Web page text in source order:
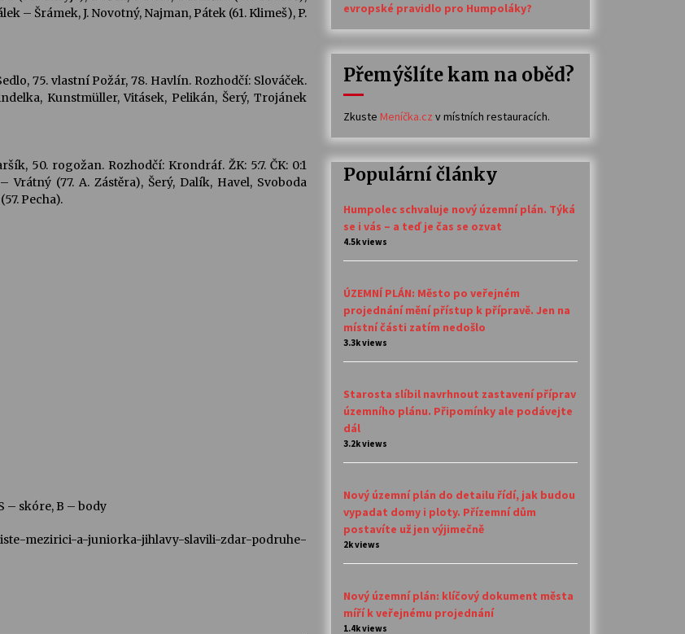
– Šrámek, J. Novotný, Najman, Pátek (61. Klimeš), P.
75. vlastní Požár, 78. Havlín. Rozhodčí: Slováček.
Kunstmüller, Vitásek, Pelikán, Šerý, Trojánek
50. rogožan. Rozhodčí: Krondráf. ŽK: 5:7. ČK: 0:1
Vrátný (77. A. Zástěra), Šerý, Dalík, Havel, Svoboda
Pecha).
– skóre, B – body
mezirici-a-juniorka-jihlavy-slavili-zdar-podruhe-
evropské pravidlo pro Humpoláky?
Přemýšlíte kam na oběd?
Zkuste Meníčka.cz v místních restauracích.
Populární články
Humpolec schvaluje nový územní plán. Týká
se i vás – a teď je čas se ozvat
4.5k views
ÚZEMNÍ PLÁN: Město po veřejném
projednání mění přístup k přípravě. Jen na
místní části zatím nedošlo
3.3k views
Starosta slíbil navrhnout zastavení příprav
územního plánu. Připomínky ale podávejte
dál
3.2k views
Nový územní plán do detailu řídí, jak budou
vypadat domy i ploty. Přízemní dům
postavíte už jen výjimečně
2k views
Nový územní plán: klíčový dokument města
míří k veřejnému projednání
1.4k views